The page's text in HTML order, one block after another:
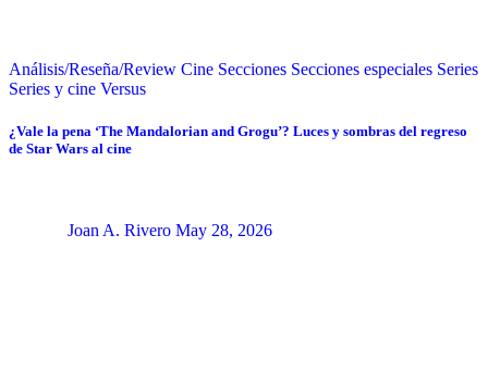
Análisis/Reseña/Review Cine Secciones Secciones especiales Series
Series y cine Versus
¿Vale la pena ‘The Mandalorian and Grogu’? Luces y sombras del regreso
de Star Wars al cine
Joan A. Rivero May 28, 2026